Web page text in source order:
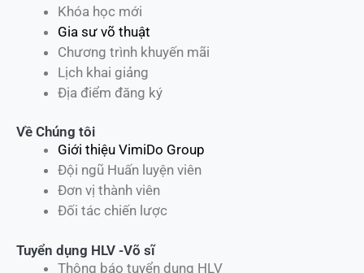
Khóa học mới
Gia sư võ thuật
Chương trình khuyến mãi
Lịch khai giảng
Địa điểm đăng ký
Về Chúng tôi
Giới thiệu VimiDo Group
Đội ngũ Huấn luyện viên
Đơn vị thành viên
Đối tác chiến lược
Tuyển dụng HLV -Võ sĩ
Thông báo tuyển dụng HLV